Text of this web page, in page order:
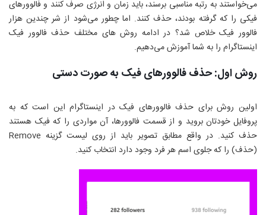
می‌خواستند به رتبه مناسبی برسند، باید زمان و انرژی صرف کنند و فالوورهای
فیکی را که گرفته‌ بودند، حذف کنند. اما چطور می‌شود از شر چندین هزار
فالوور فیک خلاص شد؟ در ادامه روش های مختلف حذف فالوور فیک
اینستاگرام را به شما آموزش می‌دهیم.
روش اول: حذف فالوورهای فیک به صورت دستی
اولین روش برای حذف فالوورهای فیک در اینستاگرام این است که به
پروفایل خودتان بروید و از قسمت فالوورها، آن مواردی را که فیک هستند
حذف کنید. در واقع مطابق تصویر باید از روی لیست گزینه Remove
(حذف) را که جلوی اسم هر فرد وجود دارد انتخاب کنید.